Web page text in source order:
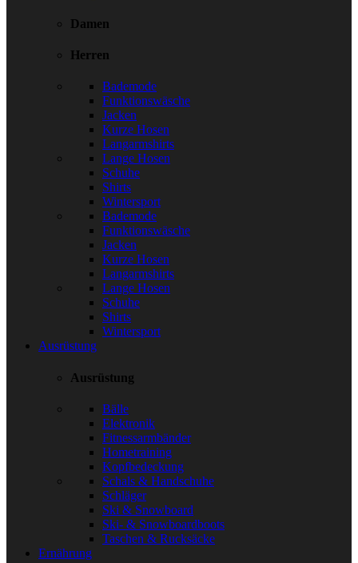
Damen
Herren
Bademode
Funktionswäsche
Jacken
Kurze Hosen
Langarmshirts
Lange Hosen
Schuhe
Shirts
Wintersport
Bademode
Funktionswäsche
Jacken
Kurze Hosen
Langarmshirts
Lange Hosen
Schuhe
Shirts
Wintersport
Ausrüstung
Ausrüstung
Bälle
Elektronik
Fitnessarmbänder
Hometraining
Kopfbedeckung
Schals & Handschuhe
Schläger
Ski & Snowboard
Ski- & Snowboardboots
Taschen & Rucksäcke
Ernährung